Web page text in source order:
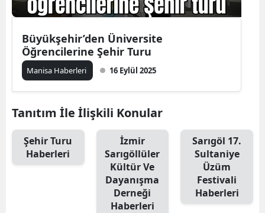
Büyükşehir’den Üniversite
Öğrencilerine Şehir Turu
Manisa Haberleri 16 Eylül 2025
Tanıtım İle İlişkili Konular
Şehir Turu
Haberleri
İzmir
Sarıgöllüler
Kültür Ve
Dayanışma
Derneği
Haberleri
Sarıgöl 17.
Sultaniye
Üzüm
Festivali
Haberleri